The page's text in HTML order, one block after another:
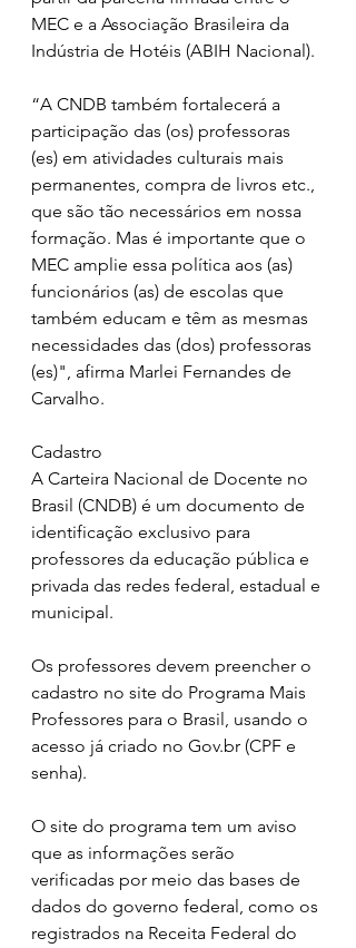
MEC e a Associação Brasileira da
Indústria de Hotéis (ABIH Nacional).
“A CNDB também fortalecerá a
participação das (os) professoras
(es) em atividades culturais mais
permanentes, compra de livros etc.,
que são tão necessários em nossa
formação. Mas é importante que o
MEC amplie essa política aos (as)
funcionários (as) de escolas que
também educam e têm as mesmas
necessidades das (dos) professoras
(es)", afirma Marlei Fernandes de
Carvalho.
Cadastro
A Carteira Nacional de Docente no
Brasil (CNDB) é um documento de
identificação exclusivo para
professores da educação pública e
privada das redes federal, estadual e
municipal.
Os professores devem preencher o
cadastro no site do Programa Mais
Professores para o Brasil, usando o
acesso já criado no Gov.br (CPF e
senha).
O site do programa tem um aviso
que as informações serão
verificadas por meio das bases de
dados do governo federal, como os
registrados na Receita Federal do